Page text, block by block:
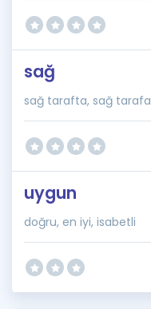
sağ
sağ tarafta, sağ tarafa
uygun
doğru, en iyi, isabetli